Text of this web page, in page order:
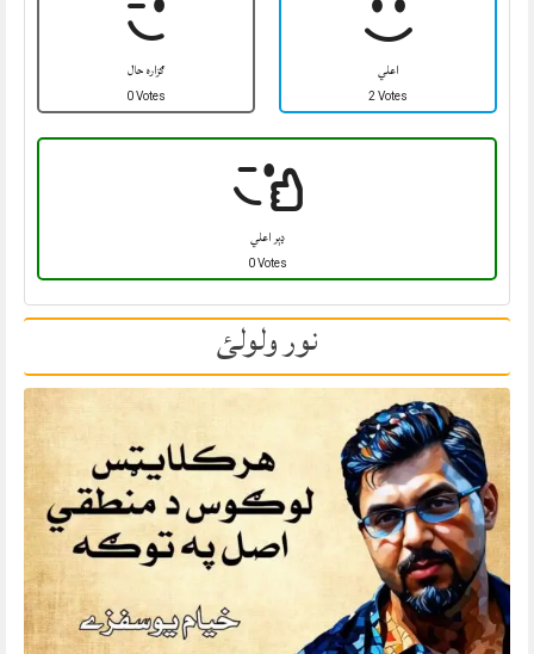
ګزاره حال
0 Votes
اعلي
2 Votes
ډېر اعلي
0 Votes
نور ولولئ